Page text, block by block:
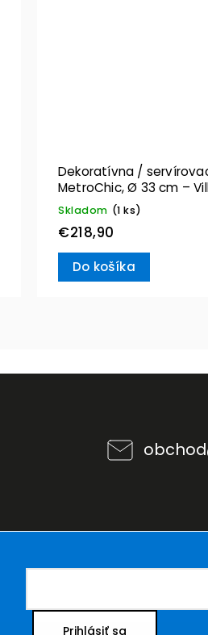
Dekoratívna /
MetroChic, Ø 33 cm –
Boch
Skladom (1 ks)
€218,90
Do košíka
obchod
Prihlásiť sa